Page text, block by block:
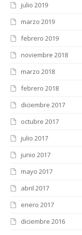
julio 2019
marzo 2019
febrero 2019
noviembre 2018
marzo 2018
febrero 2018
diciembre 2017
octubre 2017
julio 2017
junio 2017
mayo 2017
abril 2017
enero 2017
diciembre 2016